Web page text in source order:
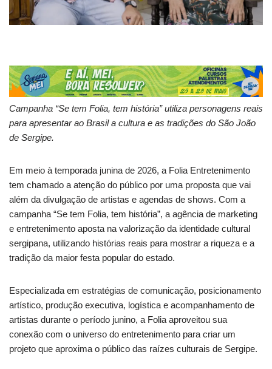
Campanha “Se tem Folia, tem história” utiliza personagens reais
para apresentar ao Brasil a cultura e as tradições do São João
de Sergipe.
Em meio à temporada junina de 2026, a Folia Entretenimento
tem chamado a atenção do público por uma proposta que vai
além da divulgação de artistas e agendas de shows. Com a
campanha “Se tem Folia, tem história”, a agência de marketing
e entretenimento aposta na valorização da identidade cultural
sergipana, utilizando histórias reais para mostrar a riqueza e a
tradição da maior festa popular do estado.
Especializada em estratégias de comunicação, posicionamento
artístico, produção executiva, logística e acompanhamento de
artistas durante o período junino, a Folia aproveitou sua
conexão com o universo do entretenimento para criar um
projeto que aproxima o público das raízes culturais de Sergipe.